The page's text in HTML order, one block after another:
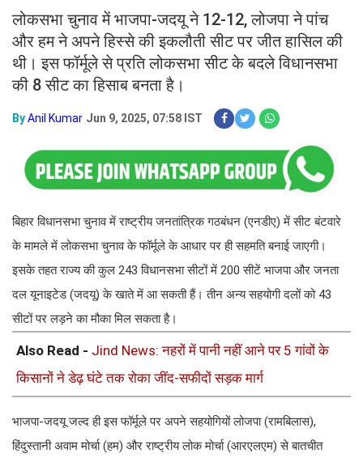
लोकसभा चुनाव में भाजपा-जदयू ने 12-12, लोजपा ने पांच
और हम ने अपने हिस्से की इकलौती सीट पर जीत हासिल की
थी। इस फॉर्मूले से प्रति लोकसभा सीट के बदले विधानसभा
की 8 सीट का हिसाब बनता है।
ByAnil Kumar Jun 9, 2025, 07:58 IST
बिहार विधानसभा चुनाव में राष्ट्रीय जनतांत्रिक गठबंधन (एनडीए) में सीट बंटवारे
के मामले में लोकसभा चुनाव के फॉर्मूले के आधार पर ही सहमति बनाई जाएगी।
इसके तहत राज्य की कुल 243 विधानसभा सीटों में 200 सीटें भाजपा और जनता
दल यूनाइटेड (जदयू) के खाते में आ सकती हैं। तीन अन्य सहयोगी दलों को 43
सीटों पर लड़ने का मौका मिल सकता है।
Also Read - Jind News: नहरों में पानी नहीं आने पर 5 गांवों के
किसानों ने डेढ़ घंटे तक रोका जींद-सफीदों सड़क मार्ग
भाजपा-जदयू जल्द ही इस फॉर्मूले पर अपने सहयोगियों लोजपा (रामबिलास),
हिंदुस्तानी अवाम मोर्चा (हम) और राष्ट्रीय लोक मोर्चा (आरएलएम) से बातचीत